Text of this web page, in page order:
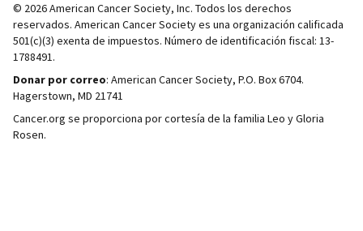
© 2026 American Cancer Society, Inc. Todos los derechos
reservados. American Cancer Society es una organización calificada
501(c)(3) exenta de impuestos. Número de identificación fiscal: 13-
1788491.
Donar por correo: American Cancer Society, P.O. Box 6704.
Hagerstown, MD 21741
Cancer.org se proporciona por cortesía de la familia Leo y Gloria
Rosen.